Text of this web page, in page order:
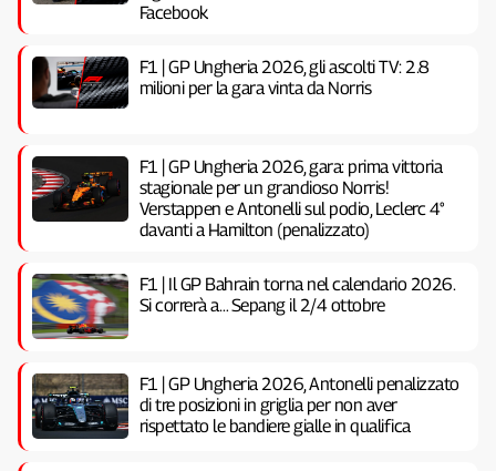
Facebook
F1 | GP Ungheria 2026, gli ascolti TV: 2.8
milioni per la gara vinta da Norris
F1 | GP Ungheria 2026, gara: prima vittoria
stagionale per un grandioso Norris!
Verstappen e Antonelli sul podio, Leclerc 4°
davanti a Hamilton (penalizzato)
F1 | Il GP Bahrain torna nel calendario 2026.
Si correrà a… Sepang il 2/4 ottobre
F1 | GP Ungheria 2026, Antonelli penalizzato
di tre posizioni in griglia per non aver
rispettato le bandiere gialle in qualifica